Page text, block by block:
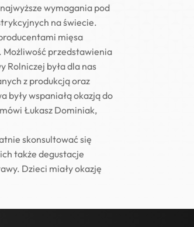
wymagania pod
na świecie.
mięsa
Możliwość przedstawienia
była dla nas
z produkcją oraz
były wspaniałą okazją do
Łukasz Dominiak,
skonsultować się
także degustacje
Dzieci miały okazję